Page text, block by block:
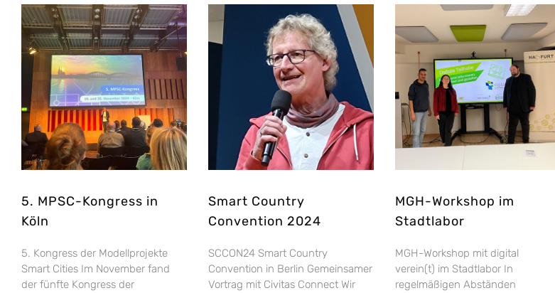
5. MPSC-Kongress in
Köln
5. Kongress der Modellprojekte
Smart Cities Im November fand
der fünfte Kongress der
Smart Country
Convention 2024
SCCON24 Smart Country
Convention in Berlin Gemeinsamer
Vortrag mit Civitas Connect Wir
MGH-Workshop im
Stadtlabor
MGH-Workshop mit digital
verein(t) im Stadtlabor In
regelmäßigen Abständen